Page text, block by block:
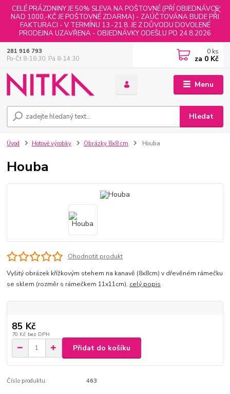
CELÉ PRÁZDNINY JE 50% SLEVA NA POŠTOVNÉ (PŘÍ OBJEDNÁVCE
NAD 1000,-KČ JE POŠTOVNÉ ZDARMA) - ZAÚČTOVÁNA BUDE PŘI
FAKTURACI - V TERMÍNU 13.-21.8. JE Z DŮVODU DOVOLENÉ
PRODEJNA UZAVŘENA - OBJEDNÁVKY ODEŠLU PO 24.8.2026
Menu
Hledat
281 916 793
Po-Čt 8-16:30, Pá 8-14:30
0 ks
za 0 Kč
Úvod Hotové výrobky Obrázky 8x8 cm Houba
Houba
Ohodnotit produkt
Vyšitý obrázek křížkovým stehem na kanavě (8x8cm) v dřevěném rámečku
se sklem (rozměr s rámečkem 11x11cm). celý popis
85 Kč
70 Kč bez DPH
Přidat do košíku
Číslo produktu: 463